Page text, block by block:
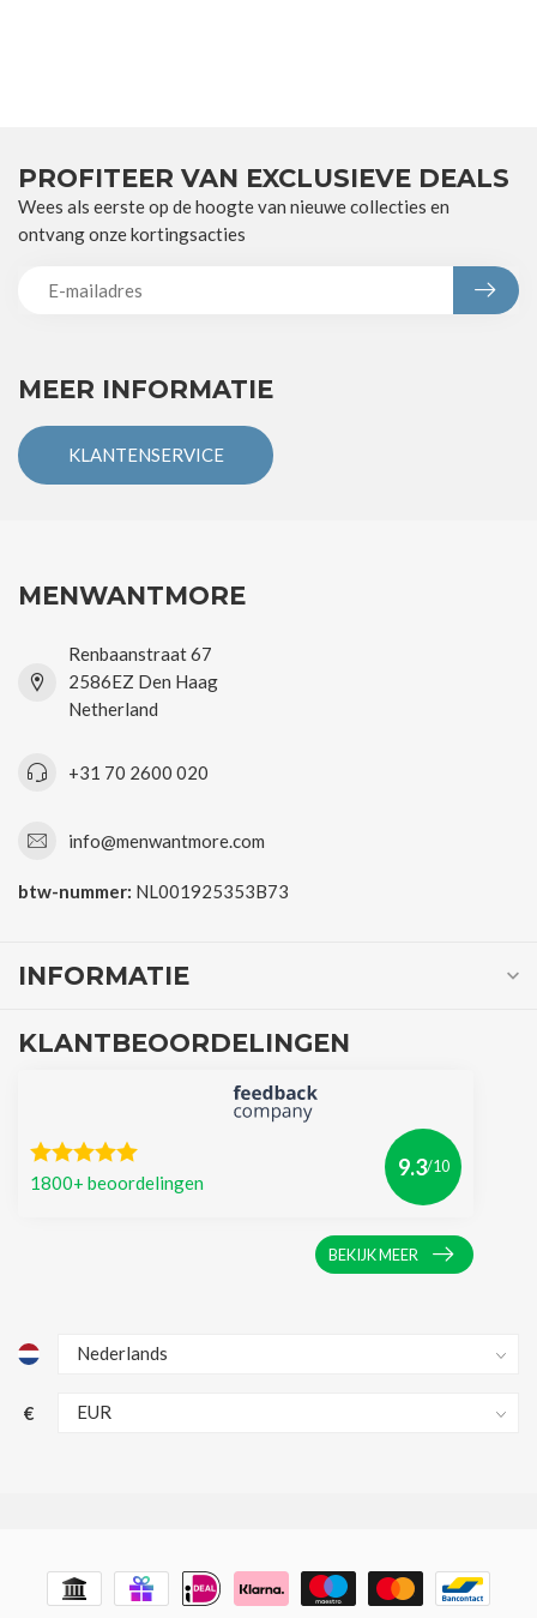
MEER INFORMATIE
KLANTENSERVICE
PROFITEER VAN EXCLUSIEVE DEALS
Wees als eerste op de hoogte van nieuwe collecties en
ontvang onze kortingsacties
MENWANTMORE
Renbaanstraat 67
2586EZ Den Haag
Netherland
+31 70 2600 020
info@menwantmore.com
btw-nummer: NL001925353B73
INFORMATIE
KLANTBEOORDELINGEN
1800+ beoordelingen
9.3/10
BEKIJK MEER
€